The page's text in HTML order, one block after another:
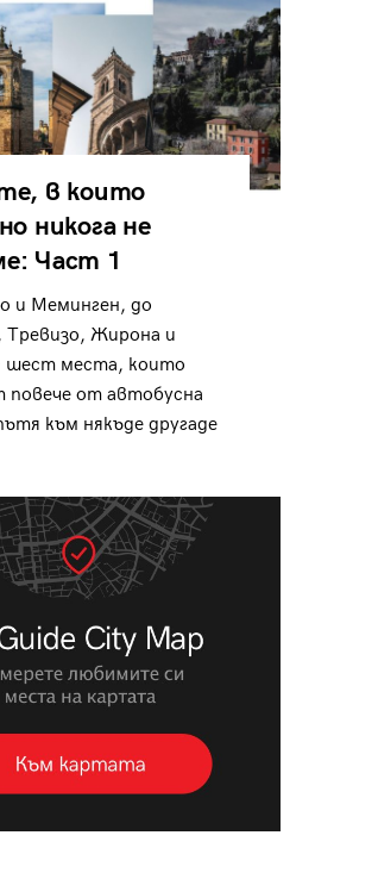
в които
никога не
Част 1
и Меминген, до
Тревизо, Жирона и
шест места, които
повече от автобусна
към някъде другаде